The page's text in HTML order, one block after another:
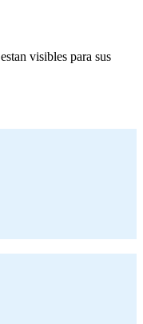
visibles para sus